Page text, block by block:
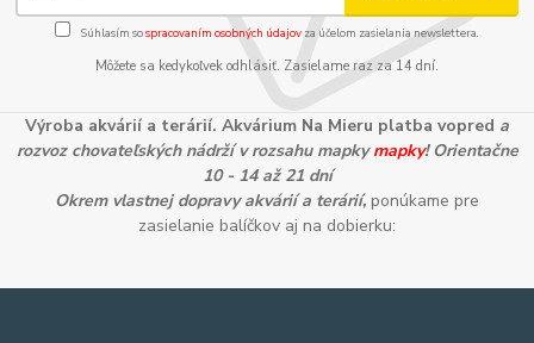
Súhlasím sospracovaním osobných údajov za účelom zasielania newslettera.
Môžete sa kedykoľvek odhlásiť. Zasielame raz za 14 dní.
Výroba akvárií a terárií. Akvárium Na Mieru platba vopred a
rozvoz chovateľských nádrží v rozsahu mapkymapky! Orientačne
10 - 14 až 21 dní
Okrem vlastnej dopravy akvárií a terárií, ponúkame pre
zasielanie balíčkov aj na dobierku: